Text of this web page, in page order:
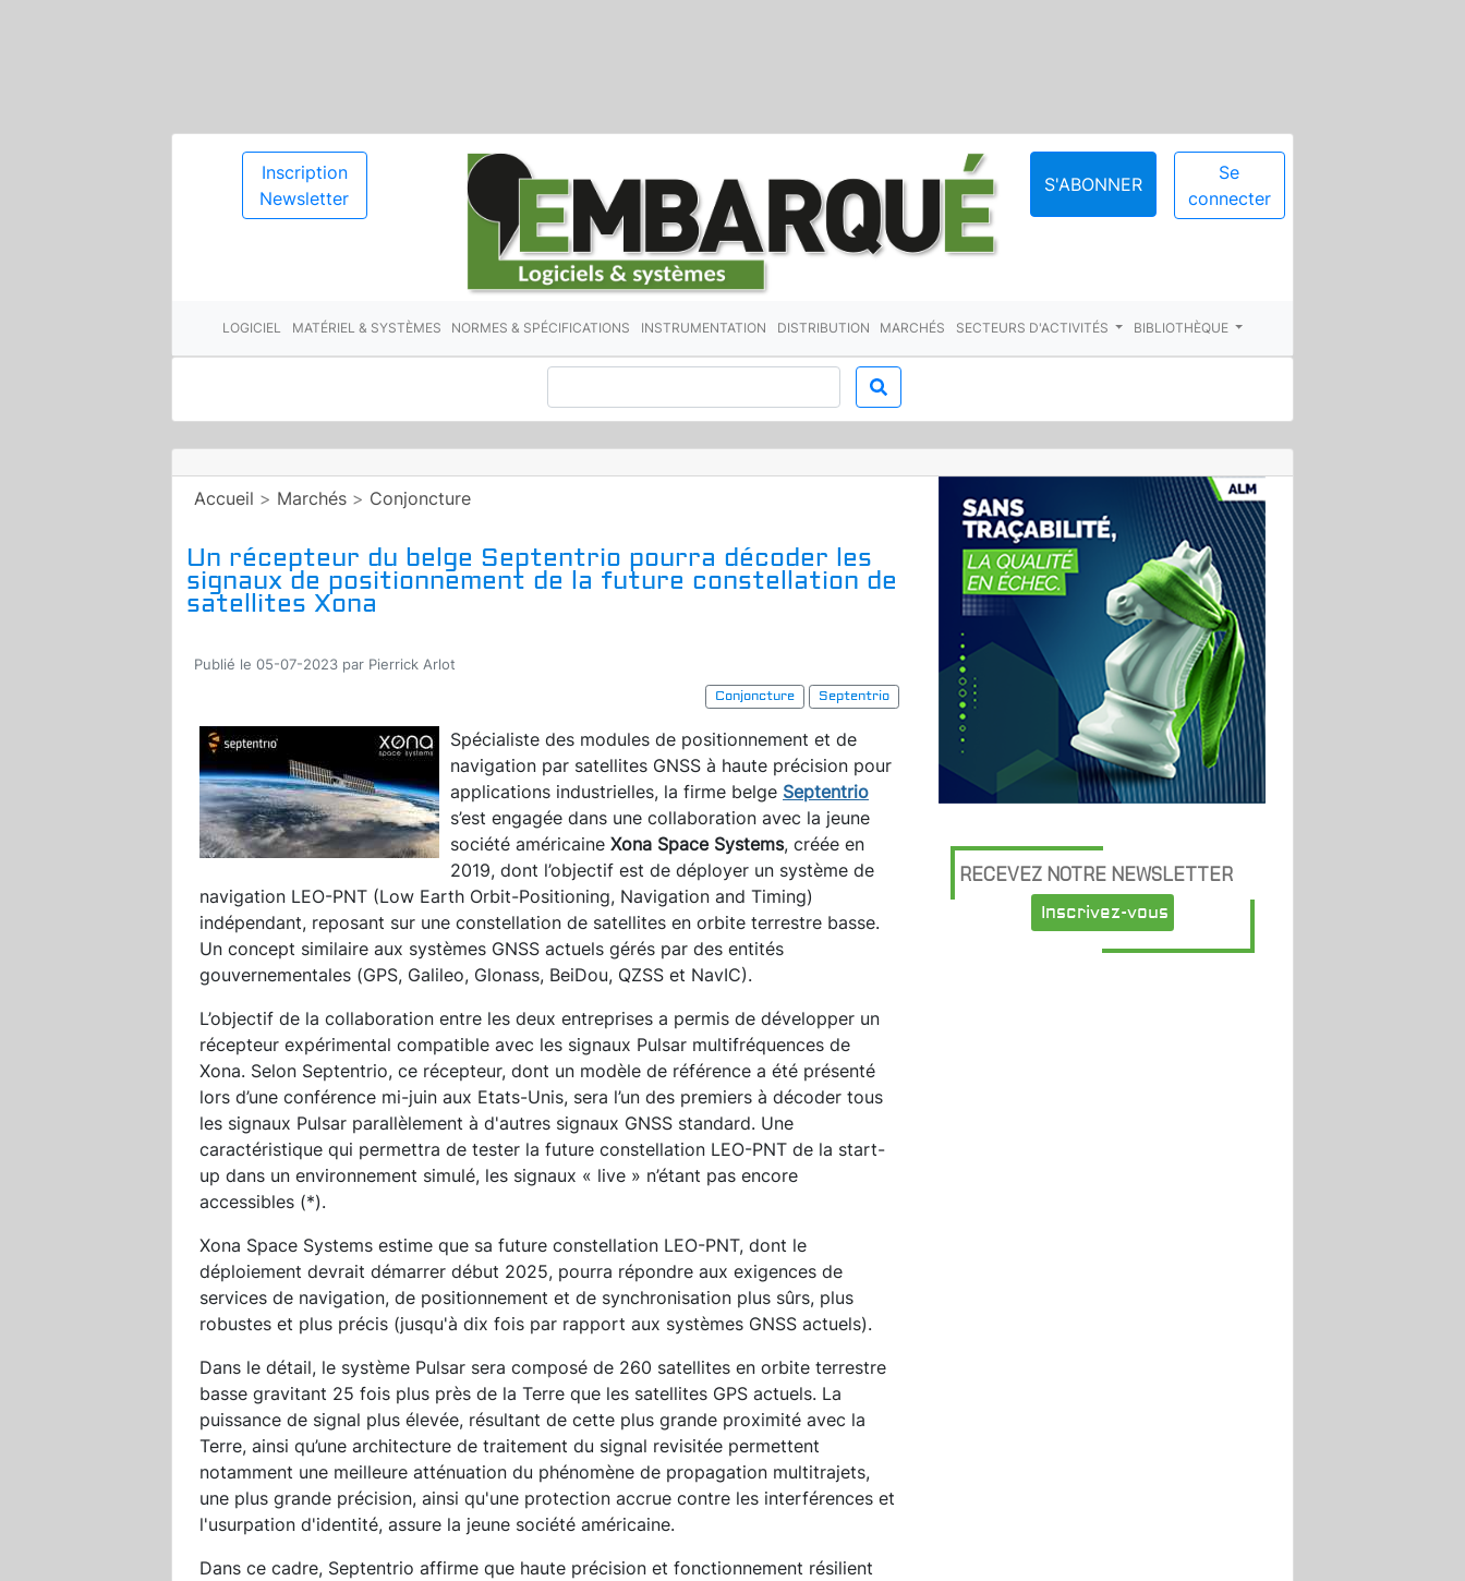
Inscription
Newsletter
S'ABONNER
Se
connecter
LOGICIEL MATÉRIEL & SYSTÈMES NORMES & SPÉCIFICATIONS INSTRUMENTATION DISTRIBUTION MARCHÉS SECTEURS D'ACTIVITÉS BIBLIOTHÈQUE
Accueil > Marchés > Conjoncture
Un récepteur du belge Septentrio pourra décoder les
signaux de positionnement de la future constellation de
satellites Xona
Publié le 05-07-2023 par Pierrick Arlot
Conjoncture
Septentrio
Spécialiste des modules de positionnement et de
navigation par satellites GNSS à haute précision pour
applications industrielles, la firme belge Septentrio
s’est engagée dans une collaboration avec la jeune
société américaine Xona Space Systems, créée en
2019, dont l’objectif est de déployer un système de
navigation LEO-PNT (Low Earth Orbit-Positioning, Navigation and Timing)
indépendant, reposant sur une constellation de satellites en orbite terrestre basse.
Un concept similaire aux systèmes GNSS actuels gérés par des entités
gouvernementales (GPS, Galileo, Glonass, BeiDou, QZSS et NavIC).
L’objectif de la collaboration entre les deux entreprises a permis de développer un
récepteur expérimental compatible avec les signaux Pulsar multifréquences de
Xona. Selon Septentrio, ce récepteur, dont un modèle de référence a été présenté
lors d’une conférence mi-juin aux Etats-Unis, sera l’un des premiers à décoder tous
les signaux Pulsar parallèlement à d'autres signaux GNSS standard. Une
caractéristique qui permettra de tester la future constellation LEO-PNT de la start-
up dans un environnement simulé, les signaux « live » n’étant pas encore
accessibles (*).
Xona Space Systems estime que sa future constellation LEO-PNT, dont le
déploiement devrait démarrer début 2025, pourra répondre aux exigences de
services de navigation, de positionnement et de synchronisation plus sûrs, plus
robustes et plus précis (jusqu'à dix fois par rapport aux systèmes GNSS actuels).
Dans le détail, le système Pulsar sera composé de 260 satellites en orbite terrestre
basse gravitant 25 fois plus près de la Terre que les satellites GPS actuels. La
puissance de signal plus élevée, résultant de cette plus grande proximité avec la
Terre, ainsi qu’une architecture de traitement du signal revisitée permettent
notamment une meilleure atténuation du phénomène de propagation multitrajets,
une plus grande précision, ainsi qu'une protection accrue contre les interférences et
l'usurpation d'identité, assure la jeune société américaine.
Dans ce cadre, Septentrio affirme que haute précision et fonctionnement résilient
RECEVEZ NOTRE NEWSLETTER
Inscrivez-vous